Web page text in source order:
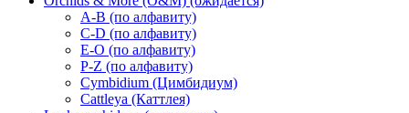
A-B (по алфавиту)
C-D (по алфавиту)
E-O (по алфавиту)
P-Z (по алфавиту)
Cymbidium (Цимбидиум)
Cattleya (Каттлея)